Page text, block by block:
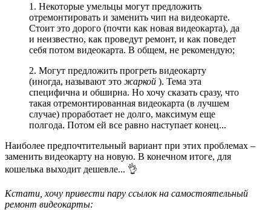
1. Некоторые умельцы могут предложить
отремонтировать и заменить чип на видеокарте.
Стоит это дорого (почти как новая видеокарта), да
и неизвестно, как проведут ремонт, и как поведет
себя потом видеокарта. В общем, не рекомендую;
2. Могут предложить прогреть видеокарту
(иногда, называют это жаркой ). Тема эта
специфична и обширна. Но хочу сказать сразу, что
такая отремонтированная видеокарта (в лучшем
случае) проработает не долго, максимум еще
полгода. Потом ей все равно наступает конец...
Наиболее предпочтительный вариант при этих проблемах –
заменить видеокарту на новую. В конечном итоге, для
кошелька выходит дешевле... 👌
Кстати, хочу привести пару ссылок на самостоятельный
ремонт видеокарты: